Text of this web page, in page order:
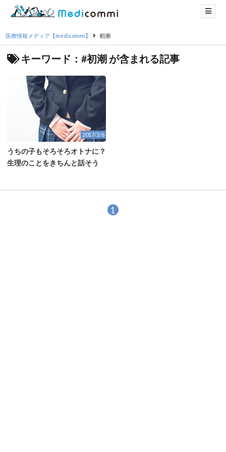
医療情報メディア【medicommi】 初潮
キーワード：#初潮 が含まれる記事
2017/2/6
うちの子もそろそろオトナに？
生理のことをきちんと話そう
1